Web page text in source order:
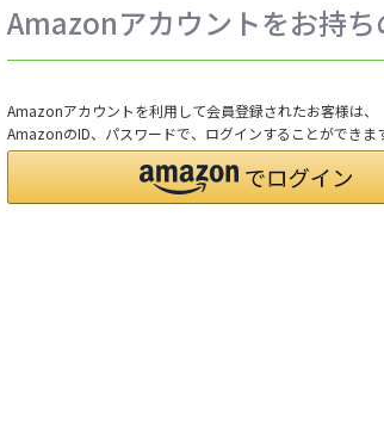
Amazonアカウントをお持ち
Amazonアカウントを利用して会員登録されたお客様は、
AmazonのID、パスワードで、ログインすることができます